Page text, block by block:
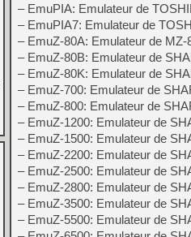
– EmuPIA: Emulateur de
– EmuPIA7: Emulateur de
– EmuZ-80A: Emulateur de MZ-
– EmuZ-80B: Emulateur de
– EmuZ-80K: Emulateur de
– EmuZ-700: Emulateur de
– EmuZ-800: Emulateur de
– EmuZ-1200: Emulateur de
– EmuZ-1500: Emulateur de
– EmuZ-2200: Emulateur de
– EmuZ-2500: Emulateur de
– EmuZ-2800: Emulateur de
– EmuZ-3500: Emulateur de
– EmuZ-5500: Emulateur de